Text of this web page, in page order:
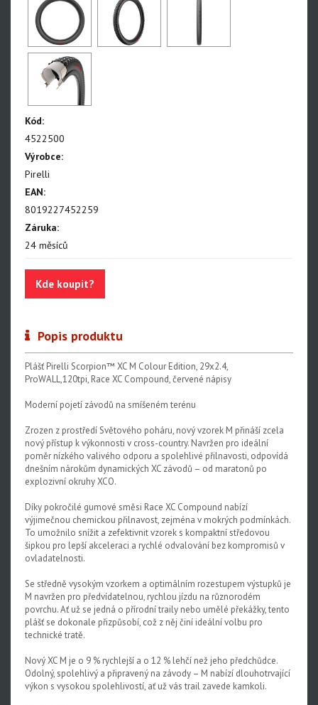
Silniční galusky
Gravel a Cyklokrosové
Trekingové a městské
Duše SmarTUBE
Duše butyl
Bezdušové těsnící tmely
Bezdušové ventilky
Kód:
4522500
Výrobce:
Pirelli
EAN:
8019227452259
Záruka:
24 měsíců
Kde koupit?
Popis produktu
Plášť Pirelli Scorpion™ XC M Colour Edition, 29x2.4,
ProWALL,120tpi, Race XC Compound, červené nápisy
Moderní pojetí závodů na smíšeném terénu
Zrozen z prostředí Světového poháru, nový vzorek M přináší zcela
nový přístup k výkonnosti v cross-country. Navržen pro ideální
poměr nízkého valivého odporu a spolehlivé přilnavosti, odpovídá
dnešním nárokům dynamických XC závodů – od maratonů po
explozivní okruhy XCO.
Díky pokročilé gumové směsi Race XC Compound nabízí
výjimečnou chemickou přilnavost, zejména v mokrých podmínkách.
To umožnilo snížit a zefektivnit vzorek s kompaktní středovou
šipkou pro lepší akceleraci a rychlé odvalování bez kompromisů v
ovladatelnosti.
Se středně vysokým vzorkem a optimálním rozestupem výstupků je
M navržen pro předvídatelnou, rychlou jízdu na různorodém
povrchu. Ať už se jedná o přírodní traily nebo umělé překážky, tento
plášť se dokonale přizpůsobí, což z něj činí ideální volbu pro
technické tratě.
Nový XC M je o 9 % rychlejší a o 12 % lehčí než jeho předchůdce.
Odolný, spolehlivý a připravený na závody – M nabízí dlouhotrvající
výkon s vysokou spolehlivostí, ať už vás trail zavede kamkoli.